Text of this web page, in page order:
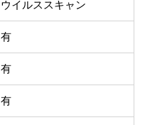
ウイルススキャン
有
有
有